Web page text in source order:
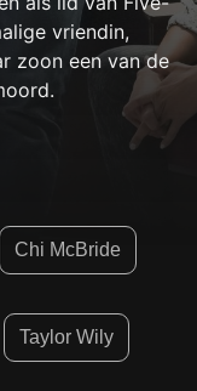
vriendin,
zoon een van de
Chi McBride
Taylor Wily